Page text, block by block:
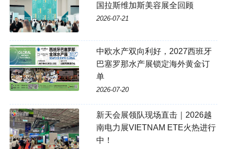
国拉斯维加斯美容展全回顾
2026-07-21
中欧水产双向利好，2027西班牙
巴塞罗那水产展锁定海外黄金订
单
2026-07-20
新天会展领队现场直击｜2026越
南电力展VIETNAM ETE火热进行
中！